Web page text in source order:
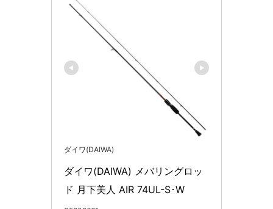
ダイワ(DAIWA)
ダイワ(DAIWA) メバリングロッ
ド 月下美人 AIR 74UL-S･W